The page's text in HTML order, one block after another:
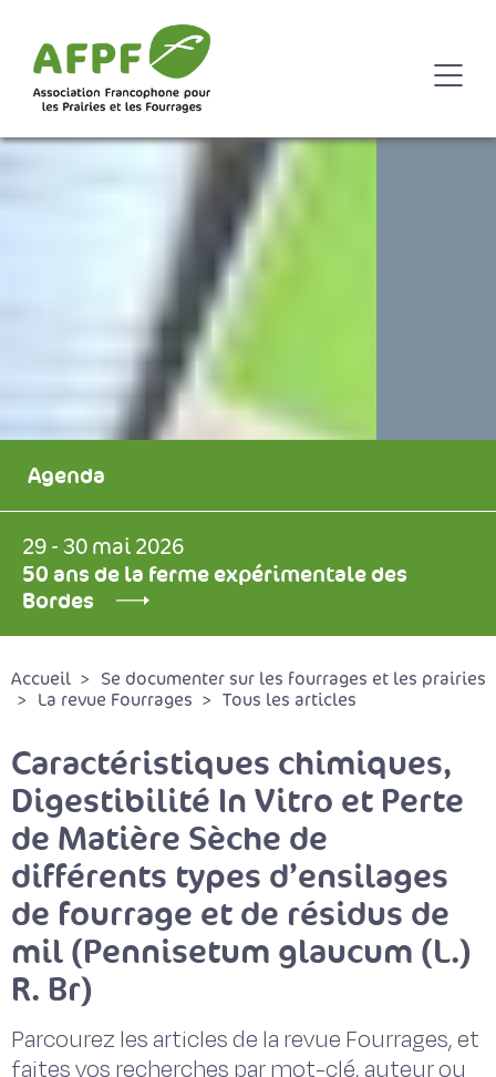
Agenda
29 - 30 mai 2026
50 ans de la ferme expérimentale des
Bordes
Accueil
Se documenter sur les fourrages et les prairies
La revue Fourrages
Tous les articles
Caractéristiques chimiques,
Digestibilité In Vitro et Perte
de Matière Sèche de
différents types d’ensilages
de fourrage et de résidus de
mil (Pennisetum glaucum (L.)
R. Br)
Parcourez les articles de la revue Fourrages, et
faites vos recherches par mot-clé, auteur ou